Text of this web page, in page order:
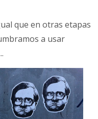
que en otras etapas
a usar